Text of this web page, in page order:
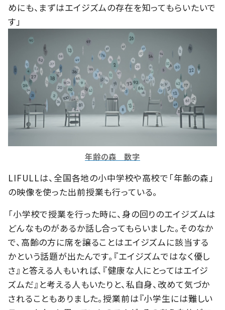
めにも、まずはエイジズムの存在を知ってもらいたいで
す」
年齢の森 数字
LIFULLは、全国各地の小中学校や高校で「年齢の森」
の映像を使った出前授業も行っている。
「小学校で授業を行った時に、身の回りのエイジズムは
どんなものがあるか話し合ってもらいました。そのなか
で、高齢の方に席を譲ることはエイジズムに該当する
かという話題が出たんです。『エイジズムではなく優し
さ』と答える人もいれば、『健康な人にとってはエイジ
ズムだ』と考える人もいたりと、私自身、改めて気づか
されることもありました。授業前は『小学生には難しい